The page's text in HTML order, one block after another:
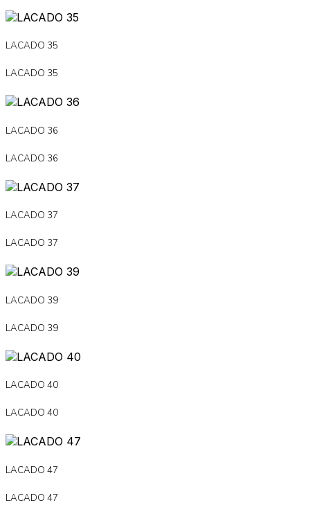
LACADO 35
LACADO 35
LACADO 36
LACADO 36
LACADO 37
LACADO 37
LACADO 39
LACADO 39
LACADO 40
LACADO 40
LACADO 47
LACADO 47